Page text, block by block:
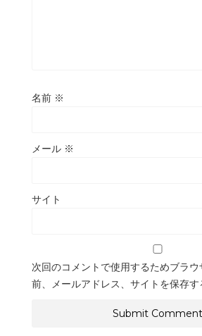
名前 ※
メール ※
サイト
次回のコメントで使用するためブラウ
前、メールアドレス、サイトを保存す